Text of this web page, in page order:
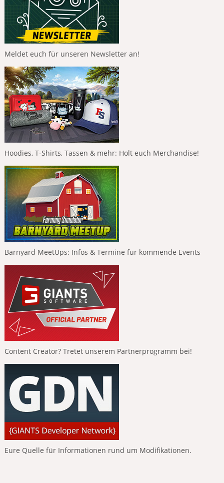
Meldet euch für unseren Newsletter an!
Hoodies, T-Shirts, Tassen & mehr: Holt euch Merchandise!
Barnyard MeetUps: Infos & Termine für kommende Events
Content Creator? Tretet unserem Partnerprogramm bei!
Eure Quelle für Informationen rund um Modifikationen.